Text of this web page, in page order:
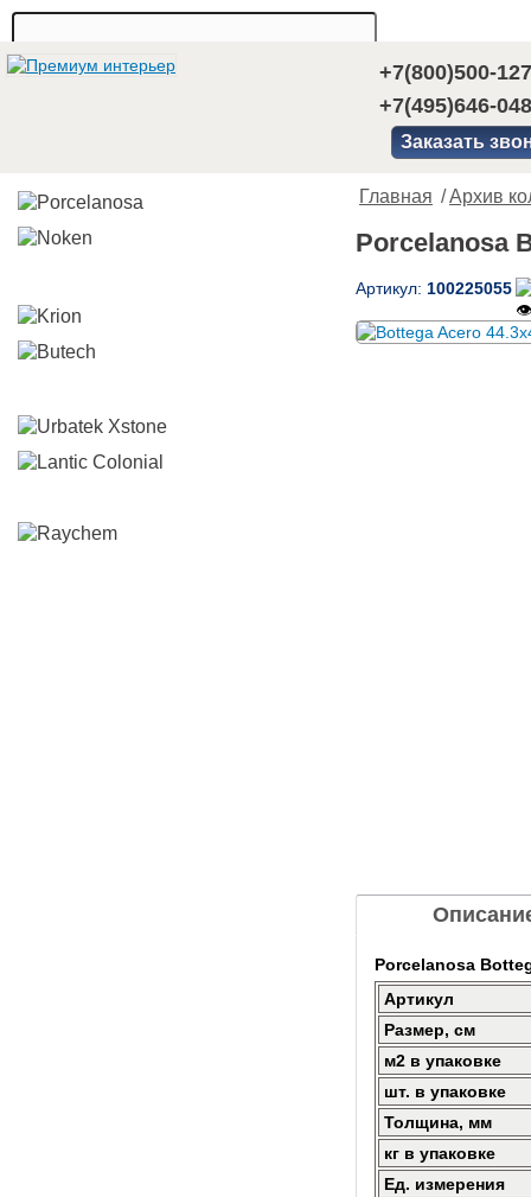
+7(800)500-
+7(495)646-
Заказать
Главная /Архив
Porcelanosa
Артикул: 100225055
👁
Porcelanosa
Артикул
Размер, см
м2 в упаковке
шт. в упаковке
Толщина, мм
кг в упаковке
Ед. измерения